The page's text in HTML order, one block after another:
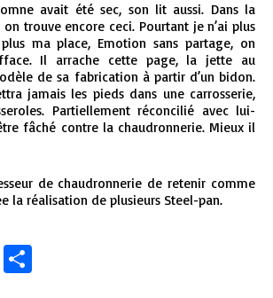
avait été sec, son lit aussi. Dans la
on trouve encore ceci. Pourtant je n’ai plus
ma place, Emotion sans partage, on
Il arrache cette page, la jette au
de sa fabrication à partir d’un bidon.
jamais les pieds dans une carrosserie,
Partiellement réconcilié avec lui-
fâché contre la chaudronnerie. Mieux il
de chaudronnerie de retenir comme
la réalisation de plusieurs Steel-pan.
LinkedIn